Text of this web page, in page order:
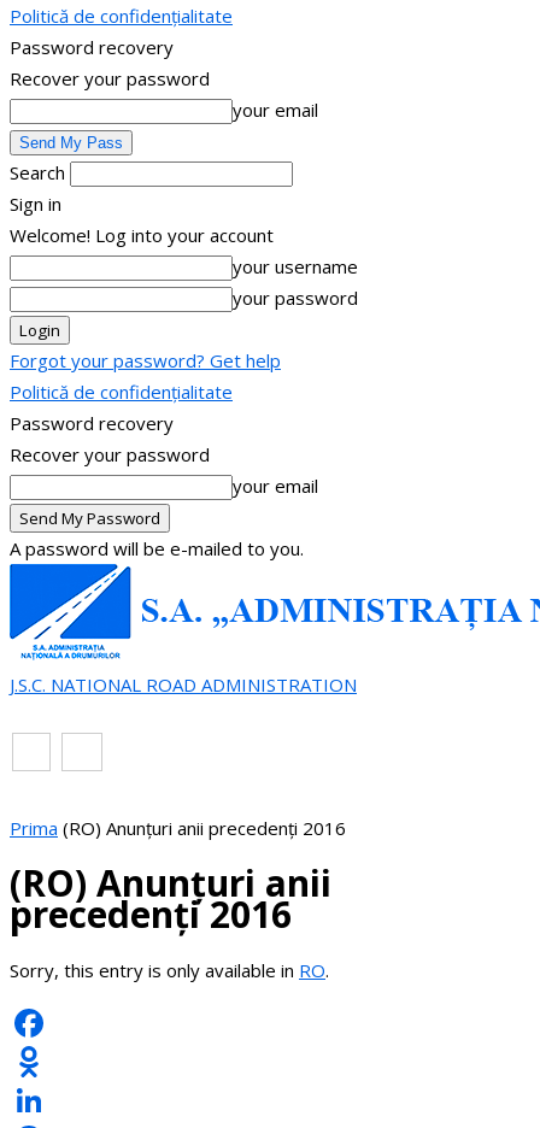
Politică de confidențialitate
Password recovery
Recover your password
your email
Search
Sign in
Welcome! Log into your account
your username
your password
Forgot your password? Get help
Politică de confidențialitate
Password recovery
Recover your password
your email
A password will be e-mailed to you.
J.S.C. NATIONAL ROAD ADMINISTRATION
Prima (RO) Anunțuri anii precedenți 2016
(RO) Anunțuri anii
precedenți 2016
Sorry, this entry is only available in RO.
Facebook
Odnoklassniki